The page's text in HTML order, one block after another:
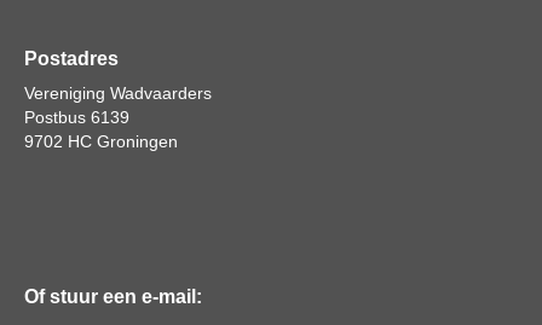
Postadres
Vereniging Wadvaarders
Postbus 6139
9702 HC Groningen
Of stuur een e-mail: